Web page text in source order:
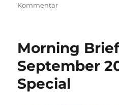
Kommentarzu
November
2020
–
Türkei
Special
Morning
September
Special